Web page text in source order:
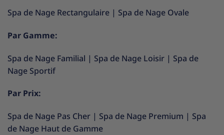
Spa de Nage Rectangulaire | Spa de Nage Ovale
Par Gamme:
Spa de Nage Familial | Spa de Nage Loisir | Spa de
Nage Sportif
Par Prix:
Spa de Nage Pas Cher | Spa de Nage Premium | Spa
de Nage Haut de Gamme